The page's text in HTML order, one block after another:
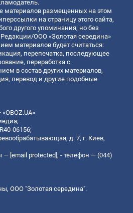
материалов размещенных на этом
на страницу этого сайта,
другого упоминания, но без
ООО «Золотая середина»
материалов будет считаться:
перепечатка, последующее
переработка с
в состав других материалов,
перевод и другие подобные
06156;
д. 7, г. Киев,
— [email protected]; - телефон — (044)
ООО "Золотая середина".